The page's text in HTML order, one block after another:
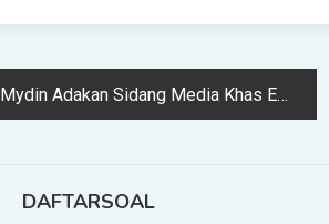
Mydin Adakan Sidang Media Khas Esok
DAFTARSOAL